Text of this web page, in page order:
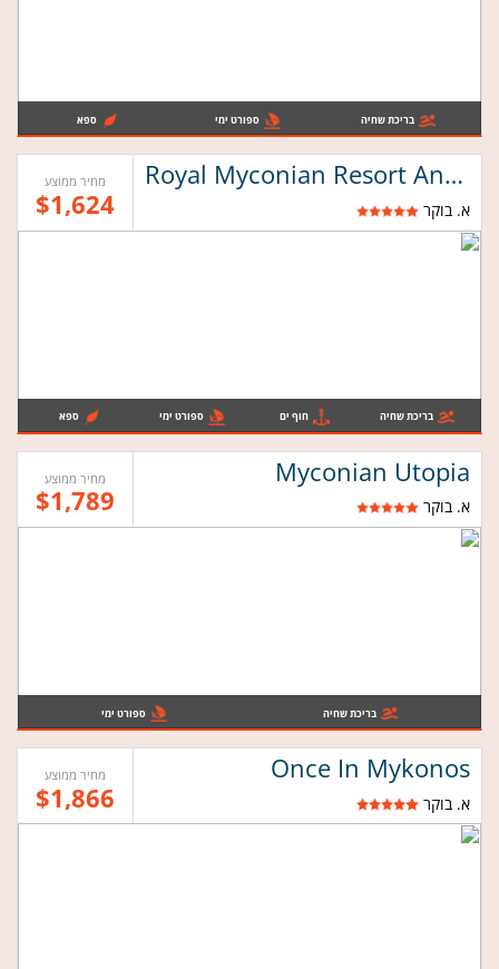
בריכת שחיה ספורט ימי ספא
Royal Myconian Resort And Thalasso Spa
א. בוקר
מחיר ממוצע
$1,624
בריכת שחיה חוף ים ספורט ימי ספא
Myconian Utopia
א. בוקר
מחיר ממוצע
$1,789
בריכת שחיה ספורט ימי
Once In Mykonos
א. בוקר
מחיר ממוצע
$1,866